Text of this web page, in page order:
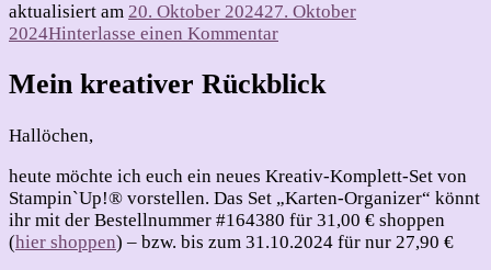
aktualisiert am 20. Oktober 202427. Oktober
2024Hinterlasse einen Kommentarzu
Komplett-
Set
Mein kreativer Rückblick
Hallöchen,
heute möchte ich euch ein neues Kreativ-Komplett-Set von
Stampin`Up!® vorstellen. Das Set „Karten-Organizer“ könnt
ihr mit der Bestellnummer #164380 für 31,00 € shoppen
(hier shoppen) – bzw. bis zum 31.10.2024 für nur 27,90 €